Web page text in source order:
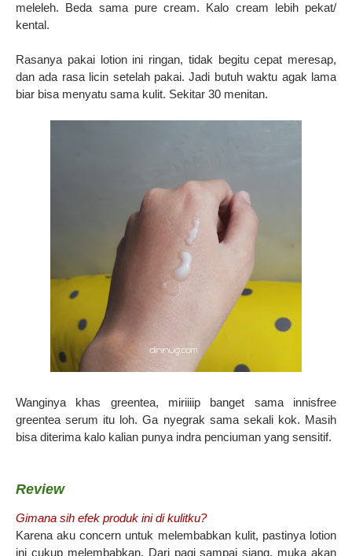
meleleh. Beda sama pure cream. Kalo cream lebih pekat/
kental.
Rasanya pakai lotion ini ringan, tidak begitu cepat meresap,
dan ada rasa licin setelah pakai. Jadi butuh waktu agak lama
biar bisa menyatu sama kulit. Sekitar 30 menitan.
Wanginya khas greentea, miriiiip banget sama innisfree
greentea serum itu loh. Ga nyegrak sama sekali kok. Masih
bisa diterima kalo kalian punya indra penciuman yang sensitif.
Review
Gimana sih efek produk ini di kulitku?
Karena aku concern untuk melembabkan kulit, pastinya lotion
ini cukup melembabkan. Dari pagi sampai siang, muka akan